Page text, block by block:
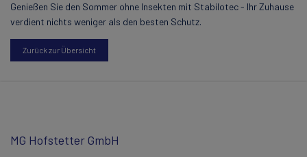
Zurück zur Übersicht
Genießen Sie den Sommer ohne Insekten mit Stabilotec - Ihr Zuhause
verdient nichts weniger als den besten Schutz.
MG Hofstetter GmbH